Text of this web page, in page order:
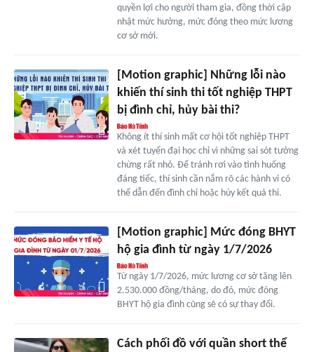
quyền lợi cho người tham gia, đồng thời cập
nhật mức hưởng, mức đóng theo mức lương
cơ sở mới.
[Motion graphic] Những lỗi nào
khiến thí sinh thi tốt nghiệp THPT
bị đình chỉ, hủy bài thi?
Không ít thí sinh mất cơ hội tốt nghiệp THPT
và xét tuyển đại học chỉ vì những sai sót tưởng
chừng rất nhỏ. Để tránh rơi vào tình huống
đáng tiếc, thí sinh cần nắm rõ các hành vi có
thể dẫn đến đình chỉ hoặc hủy kết quả thi.
[Motion graphic] Mức đóng BHYT
hộ gia đình từ ngày 1/7/2026
Từ ngày 1/7/2026, mức lương cơ sở tăng lên
2.530.000 đồng/tháng, do đó, mức đóng
BHYT hộ gia đình cũng sẽ có sự thay đổi.
Cách phối đồ với quần short thể